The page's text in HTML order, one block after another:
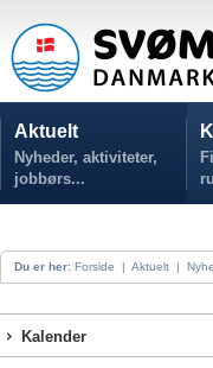
Aktuelt
Nyheder, aktiviteter,
jobbørs...
Du er her: Forside | Aktuelt |
Kalender